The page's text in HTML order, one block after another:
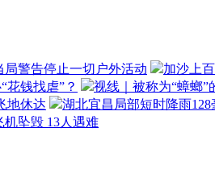
警告停止一切户外活动
加沙上
花钱找虐”？
视线｜被称为“蟑螂
地休达
湖北宜昌局部短时降雨
坠毁 13人遇难